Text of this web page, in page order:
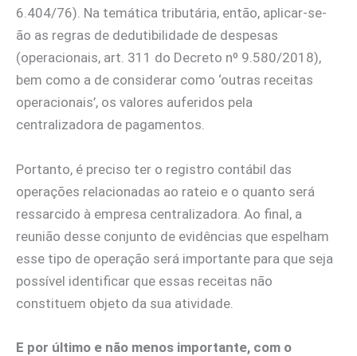
6.404/76). Na temática tributária, então, aplicar-se-
ão as regras de dedutibilidade de despesas
(operacionais, art. 311 do Decreto nº 9.580/2018),
bem como a de considerar como ‘outras receitas
operacionais’, os valores auferidos pela
centralizadora de pagamentos.
Portanto, é preciso ter o registro contábil das
operações relacionadas ao rateio e o quanto será
ressarcido à empresa centralizadora. Ao final, a
reunião desse conjunto de evidências que espelham
esse tipo de operação será importante para que seja
possível identificar que essas receitas não
constituem objeto da sua atividade.
E por último e não menos importante, com o